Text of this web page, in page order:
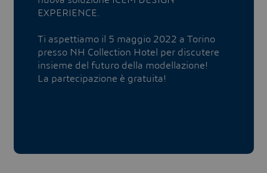
EXPERIENCE.
Ti aspettiamo il 5 maggio 2022 a Torino
presso NH Collection Hotel per discutere
insieme del futuro della modellazione!
La partecipazione è gratuita!